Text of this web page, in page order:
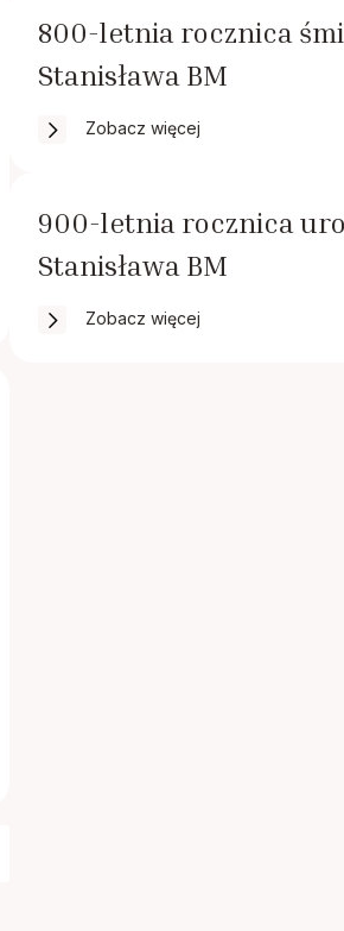
800-letnia rocznica
Stanisława BM
Zobacz więcej
900-letnia rocznica
Stanisława BM
Zobacz więcej